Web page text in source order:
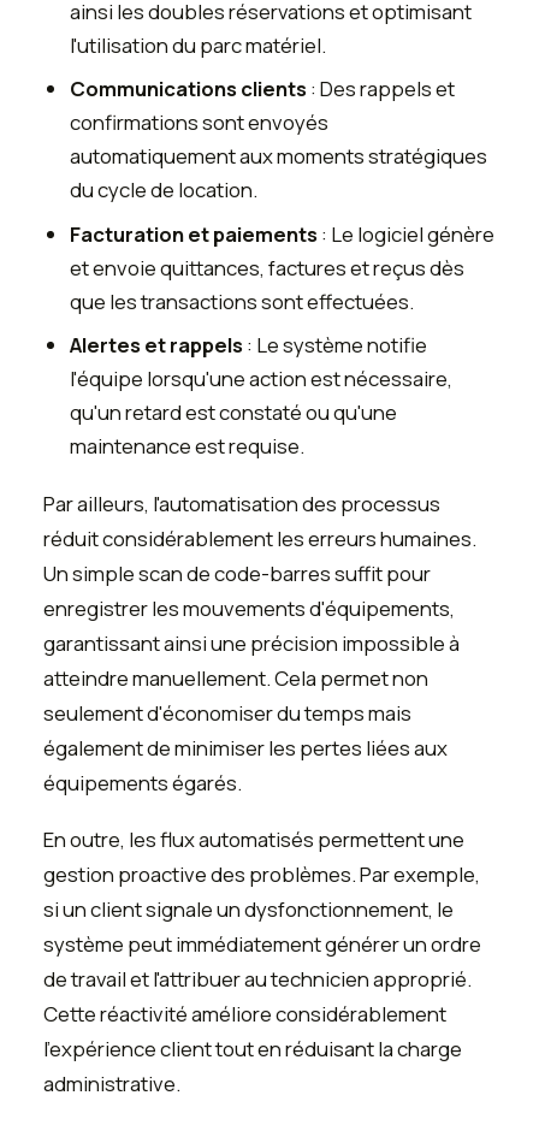
ainsi les doubles réservations et optimisant
l'utilisation du parc matériel.
Communications clients : Des rappels et
confirmations sont envoyés
automatiquement aux moments stratégiques
du cycle de location.
Facturation et paiements : Le logiciel génère
et envoie quittances, factures et reçus dès
que les transactions sont effectuées.
Alertes et rappels : Le système notifie
l'équipe lorsqu'une action est nécessaire,
qu'un retard est constaté ou qu'une
maintenance est requise.
Par ailleurs, l'automatisation des processus
réduit considérablement les erreurs humaines.
Un simple scan de code-barres suffit pour
enregistrer les mouvements d'équipements,
garantissant ainsi une précision impossible à
atteindre manuellement. Cela permet non
seulement d'économiser du temps mais
également de minimiser les pertes liées aux
équipements égarés.
En outre, les flux automatisés permettent une
gestion proactive des problèmes. Par exemple,
si un client signale un dysfonctionnement, le
système peut immédiatement générer un ordre
de travail et l'attribuer au technicien approprié.
Cette réactivité améliore considérablement
l'expérience client tout en réduisant la charge
administrative.